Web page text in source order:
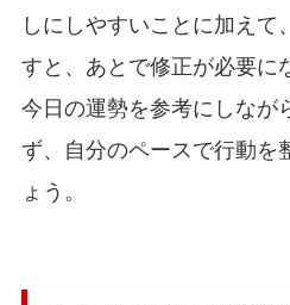
しにしやすいことに加えて
すと、あとで修正が必要に
今日の運勢を参考にしなが
ず、自分のペースで行動を
ょう。